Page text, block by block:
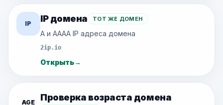
IP IP домена ТОТ ЖЕ ДОМЕН
A и AAAA IP адреса домена
2ip.io
Открыть→
AGE Проверка возраста домена